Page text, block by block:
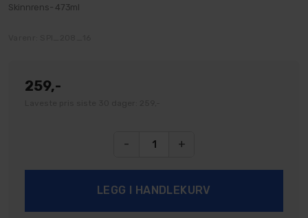
Skinnrens- 473ml
259,-
- +